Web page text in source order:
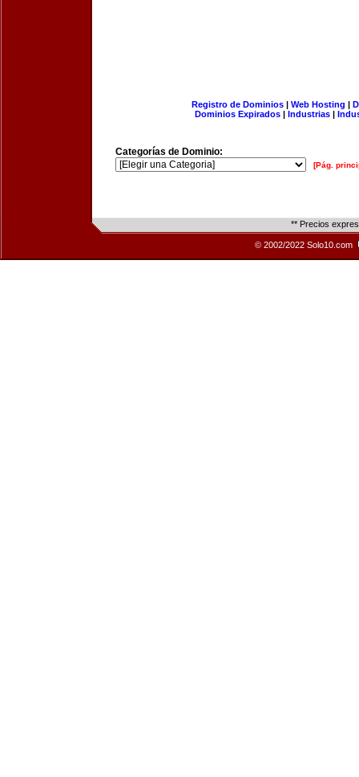
Registro de Dominios| Web Hosting |
Dominios Expirados | Industrias |
Categorías de Dominio:
[Pág.
** Precios
© 2002/2022 Solo10.com